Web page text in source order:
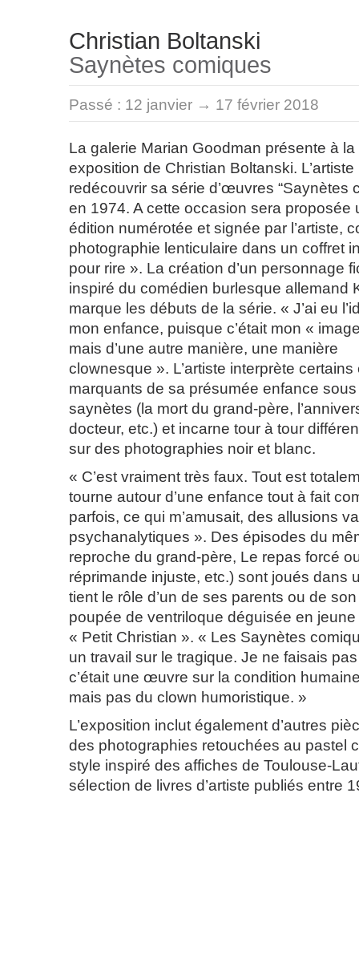
Christian Boltanski
Saynètes comiques
Passé : 12 janvier → 17 février 2018
La galerie Marian Goodman présente à la
exposition de Christian Boltanski.
redécouvrir sa série d’œuvres “Saynètes
en 1974. A cette occasion sera proposée
édition numérotée et signée par l’artiste,
photographie lenticulaire dans un coffret
pour rire ». La création d’un personnage
inspiré du comédien burlesque allemand
marque les débuts de la série. « J’ai eu
mon enfance, puisque c’était mon «
mais d’une autre manière, une manière
clownesque ». L’artiste interprète
marquants de sa présumée enfance
saynètes (la mort du grand-père,
docteur, etc.) et incarne tour à tour
sur des photographies noir et blanc.
« C’est vraiment très faux. Tout est
tourne autour d’une enfance tout à fait
parfois, ce qui m’amusait, des allusions
psychanalytiques ». Des épisodes du
reproche du grand-père, Le repas forcé
réprimande injuste, etc.) sont joués dans
tient le rôle d’un de ses parents ou de
poupée de ventriloque déguisée en
« Petit Christian ». « Les Saynètes
un travail sur le tragique. Je ne faisais
c’était une œuvre sur la condition
mais pas du clown humoristique. »
L’exposition inclut également d’autres
des photographies retouchées au pastel
style inspiré des affiches de Toulouse-
sélection de livres d’artiste publiés entre